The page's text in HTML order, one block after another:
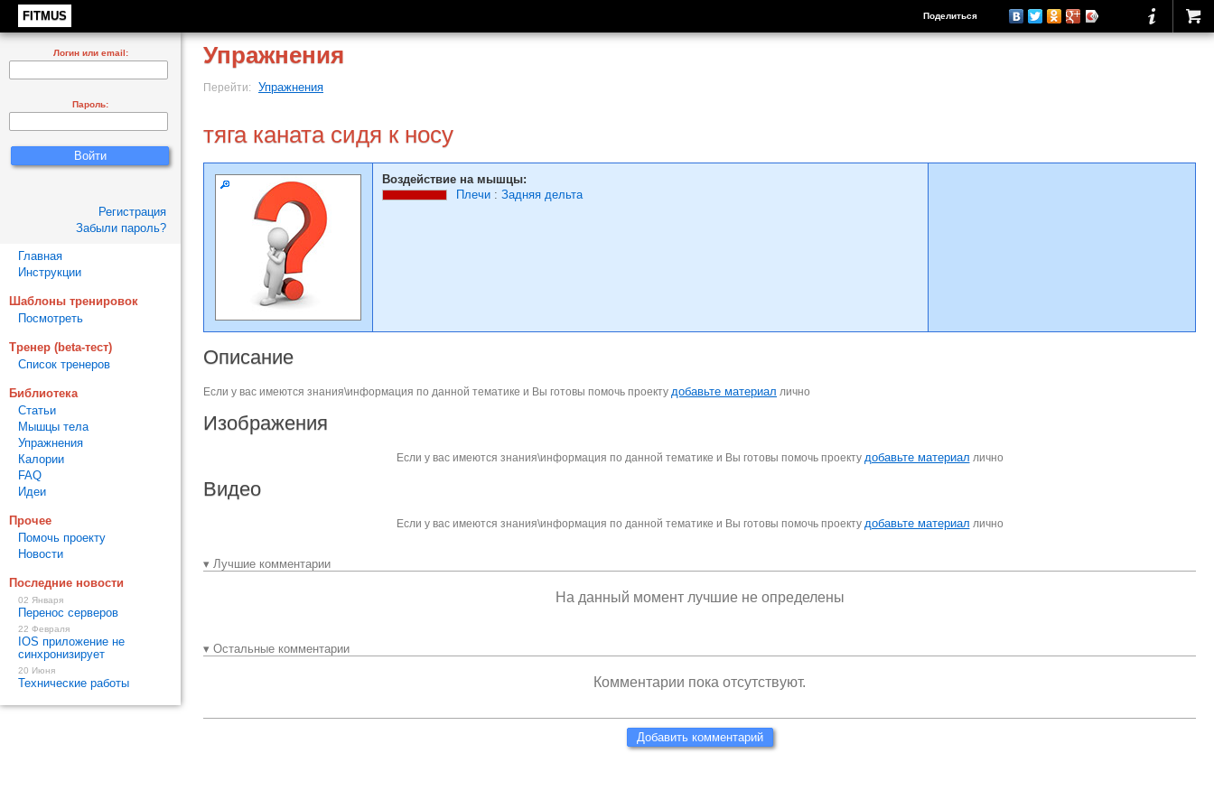
FITMUS Поделиться
Упражнения
Перейти: Упражнения
тяга каната сидя к носу
Воздействие на мышцы:
Плечи : Задняя дельта
Описание
Если у вас имеются знания\информация по данной тематике и Вы готовы помочь проекту добавьте материал лично
Изображения
Если у вас имеются знания\информация по данной тематике и Вы готовы помочь проекту добавьте материал лично
Видео
Если у вас имеются знания\информация по данной тематике и Вы готовы помочь проекту добавьте материал лично
▾ Лучшие комментарии
На данный момент лучшие не определены
▾ Остальные комментарии
Комментарии пока отсутствуют.
Добавить комментарий
Логин или email:
Пароль:
Регистрация
Забыли пароль?
Главная
Инструкции
Шаблоны тренировок
Посмотреть
Тренер (beta-тест)
Список тренеров
Библиотека
Статьи
Мышцы тела
Упражнения
Калории
FAQ
Идеи
Прочее
Помочь проекту
Новости
Последние новости
02 Января
Перенос серверов
22 Февраля
IOS приложение не
синхронизирует
20 Июня
Технические работы